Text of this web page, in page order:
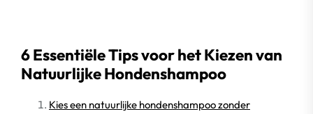
6 Essentiële Tips voor het Kiezen van
Natuurlijke Hondenshampoo
Kies een natuurlijke hondenshampoo zonder